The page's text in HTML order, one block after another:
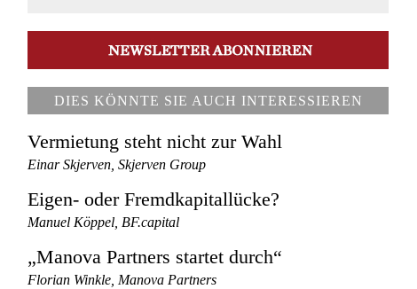
DIES KÖNNTE SIE AUCH INTERESSIEREN
Vermietung steht nicht zur Wahl
Einar Skjerven, Skjerven Group
Eigen- oder Fremdkapitallücke?
Manuel Köppel, BF.capital
„Manova Partners startet durch“
Florian Winkle, Manova Partners